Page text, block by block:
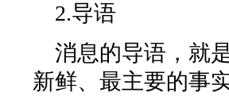
2.导语
消息的导语，就
新鲜、最主要的事